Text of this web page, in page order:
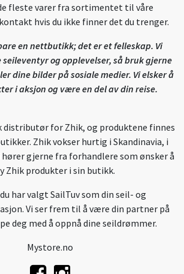
fleste varer fra sortimentet til våre
hvis du ikke finner det du trenger.
en nettbutikk; det er et felleskap. Vi
seileventyr og opplevelser, så bruk gjerne
dine bilder på sosiale medier. Vi elsker å
i aksjon og være en del av din reise.
distributør for Zhik, og produktene finnes
Zhik vokser hurtig i Skandinavia, i
hører gjerne fra forhandlere som ønsker å
Zhik produkter i sin butikk.
har valgt SailTuv som din seil- og
Vi ser frem til å være din partner på
deg med å oppnå dine seildrømmer.
Mystore.no